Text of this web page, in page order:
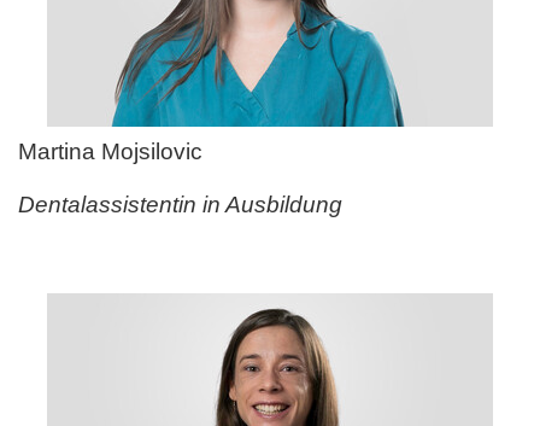
Martina Mojsilovic
Dentalassistentin in Ausbildung